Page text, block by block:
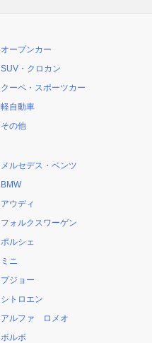
オープンカー
SUV・クロカン
クーペ・スポーツカー
軽自動車
その他
メルセデス・ベンツ
BMW
アウディ
フォルクスワーゲン
ポルシェ
ミニ
プジョー
シトロエン
アルファ ロメオ
ボルボ